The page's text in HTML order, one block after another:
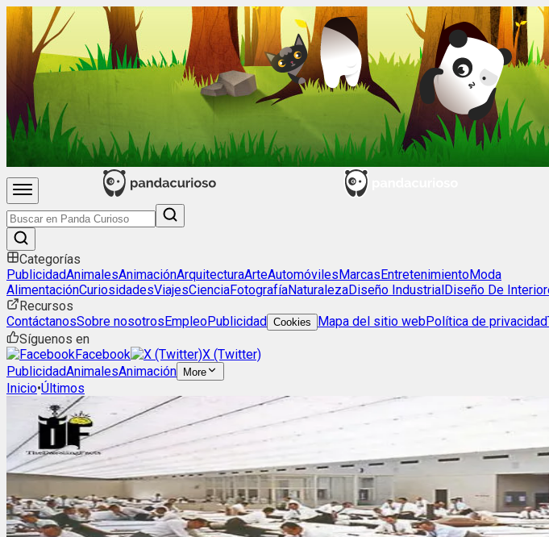
Categorías
PublicidadAnimalesAnimaciónArquitecturaArteAutomóvilesMarcasEntretenimientoModa
AlimentaciónCuriosidadesViajesCienciaFotografíaNaturalezaDiseño IndustrialDiseño De
Recursos
ContáctanosSobre nosotrosEmpleoPublicidad Cookies Mapa del sitio webPolítica de privacidad
Síguenos en
Facebook
X (Twitter)
PublicidadAnimalesAnimación More
Inicio•Últimos